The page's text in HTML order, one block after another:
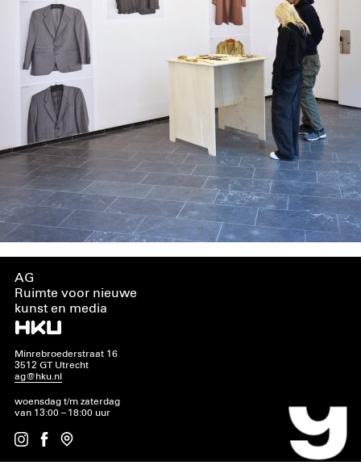
AG
Ruimte voor nieuwe
kunst en media
Minrebroederstraat 16
3512 GT Utrecht
ag@hku.nl
woensdag t/m zaterdag
van 13:00 – 18:00 uur